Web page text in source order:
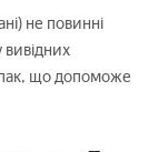
не повинні
вивідних
що допоможе